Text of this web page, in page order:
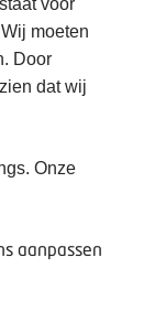
voor
moeten
Door
dat wij
Onze
aanpassen